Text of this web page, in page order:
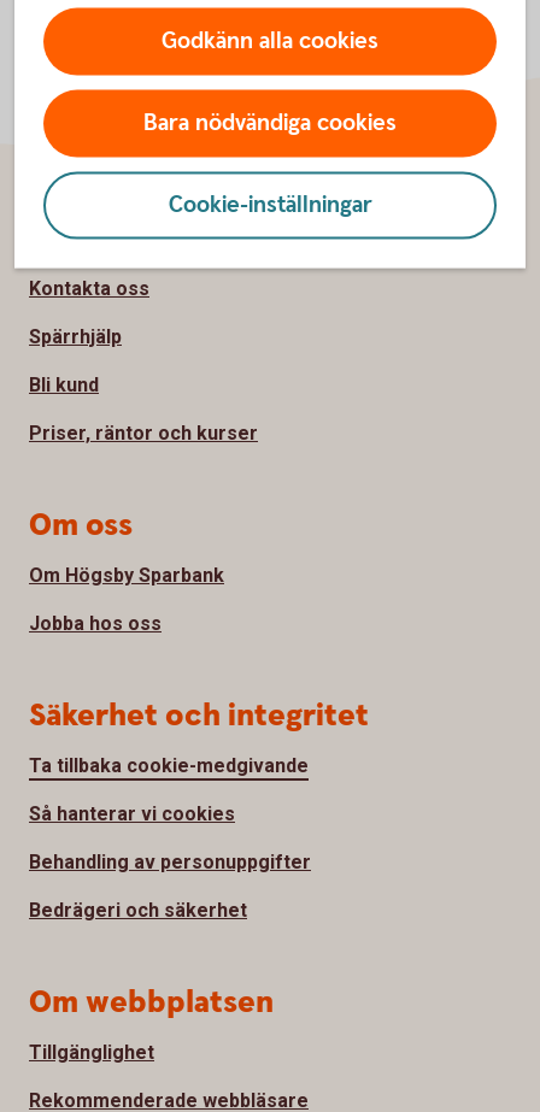
Godkänn alla cookies
Bara nödvändiga cookies
Cookie-inställningar
Sidfot
Hitta snabbt
Kontakta oss
Spärrhjälp
Bli kund
Priser, räntor och kurser
Om oss
Om Högsby Sparbank
Jobba hos oss
Säkerhet och integritet
Ta tillbaka cookie-medgivande
Så hanterar vi cookies
Behandling av personuppgifter
Bedrägeri och säkerhet
Om webbplatsen
Tillgänglighet
Rekommenderade webbläsare